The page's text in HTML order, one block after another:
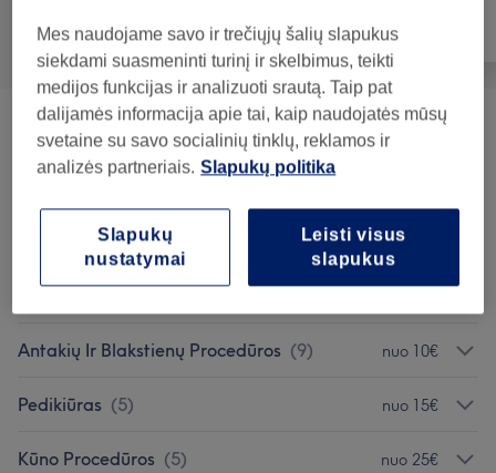
Visos paslaugos Plaukai
Makiažas (11 )
Manikiūras (9) nuo 15€
Antakių Ir Blakstienų Procedūros (9) nuo 10€
Pedikiūras (5) nuo 15€
Kūno Procedūros (5) nuo 25€
Mes naudojame savo ir trečiųjų šalių slapukus
siekdami suasmeninti turinį ir skelbimus, teikti
medijos funkcijas ir analizuoti srautą. Taip pat
dalijamės informacija apie tai, kaip naudojatės mūsų
svetaine su savo socialinių tinklų, reklamos ir
analizės partneriais. Slapukų politika
Leisti visus
slapukus
Slapukų
nustatymai